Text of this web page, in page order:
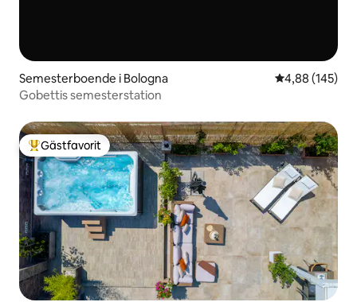
Semesterboende i Bologna 4,88 av 5 i
4,88 (145)
Gobettis semesterstation
Populär gästfavorit
Gästfavorit